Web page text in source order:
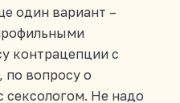
один вариант –
контрацепции с
по вопросу о
сексологом. Не надо